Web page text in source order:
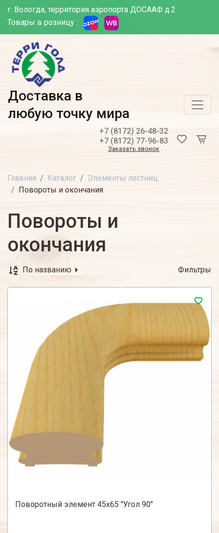
г. Вологда, территория аэропорта ДОСААФ д.2
Товары в розницу :
Доставка в
любую точку мира
+7 (8172) 26-48-32
+7 (8172) 77-96-83
Заказать звонок
Главная Каталог
Элементы лестниц
Повороты и окончания
Повороты и
окончания
По названию Фильтры
Поворотный элемент 45х65 "Угол 90"